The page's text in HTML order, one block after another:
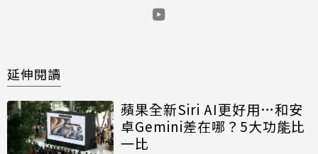
延伸閱讀
蘋果全新Siri AI更好用…和安
卓Gemini差在哪？5大功能比
一比